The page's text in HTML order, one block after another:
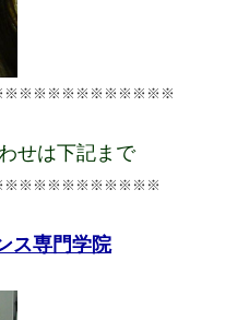
せは下記まで
ス専門学院